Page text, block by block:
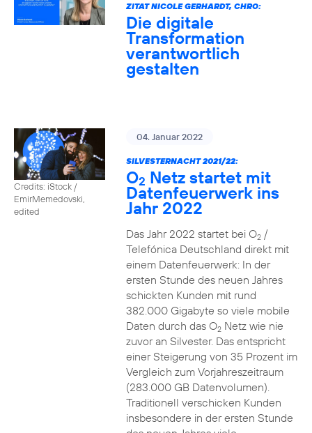
ZITAT NICOLE GERHARDT, CHRO:
Die digitale
Transformation
verantwortlich
gestalten
Credits: iStock /
EmirMemedovski,
edited
04. Januar 2022
SILVESTERNACHT 2021/22:
O2 Netz startet mit
Datenfeuerwerk ins
Jahr 2022
Das Jahr 2022 startet bei O2/
Telefónica Deutschland direkt mit
einem Datenfeuerwerk: In der
ersten Stunde des neuen Jahres
schickten Kunden mit rund
382.000 Gigabyte so viele mobile
Daten durch das O2Netz wie nie
zuvor an Silvester. Das entspricht
einer Steigerung von 35 Prozent im
Vergleich zum Vorjahreszeitraum
(283.000 GB Datenvolumen).
Traditionell verschicken Kunden
insbesondere in der ersten Stunde